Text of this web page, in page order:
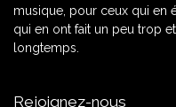
musique, pour ceux qui en
qui en ont fait un peu trop
longtemps.
Rejoignez-nous